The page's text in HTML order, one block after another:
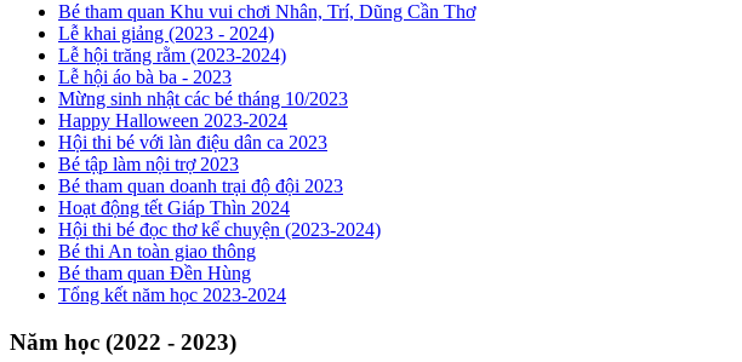
Bé tham quan Khu vui chơi Nhân, Trí, Dũng Cần Thơ
Lễ khai giảng (2023 - 2024)
Lễ hội trăng rằm (2023-2024)
Lễ hội áo bà ba - 2023
Mừng sinh nhật các bé tháng 10/2023
Happy Halloween 2023-2024
Hội thi bé với làn điệu dân ca 2023
Bé tập làm nội trợ 2023
Bé tham quan doanh trại độ đội 2023
Hoạt động tết Giáp Thìn 2024
Hội thi bé đọc thơ kể chuyện (2023-2024)
Bé thi An toàn giao thông
Bé tham quan Đền Hùng
Tổng kết năm học 2023-2024
Năm học (2022 - 2023)